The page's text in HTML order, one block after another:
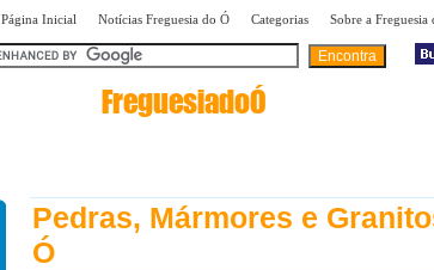
Página Inicial Notícias Freguesia do Ó Categorias Sobre a Freguesia
FreguesiadoÓ
Pedras, Mármores e
Ó